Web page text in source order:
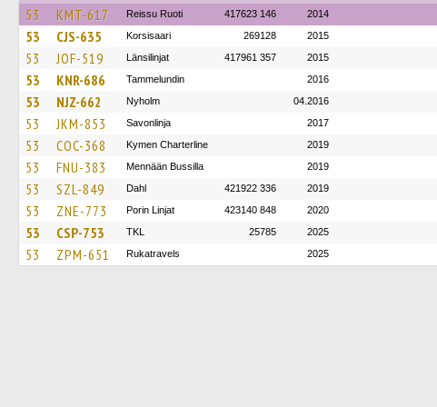
53 KMT-617 Reissu Ruoti 417623 146 2014
53 CJS-635 Korsisaari 269128 2015
53 JOF-519 Länsilinjat 417961 357 2015
53 KNR-686 Tammelundin 2016
53 NJZ-662 Nyholm 04.2016
53 JKM-853 Savonlinja 2017
53 COC-368 Kymen Charterline 2019
53 FNU-383 Mennään Bussilla 2019
53 SZL-849 Dahl 421922 336 2019
53 ZNE-773 Porin Linjat 423140 848 2020
53 CSP-753 TKL 25785 2025
53 ZPM-651 Rukatravels 2025